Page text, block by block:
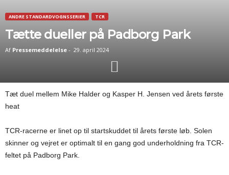
ANDRE STANDARDVOGNSSERIER TCR
Tætte dueller på Padborg Park
Af Pressemeddelelse - 29. april 2024
Tæt duel mellem Mike Halder og Kasper H. Jensen ved årets første
heat
TCR-racerne er linet op til startskuddet til årets første løb. Solen
skinner og vejret er optimalt til en gang god underholdning fra TCR-
feltet på Padborg Park.